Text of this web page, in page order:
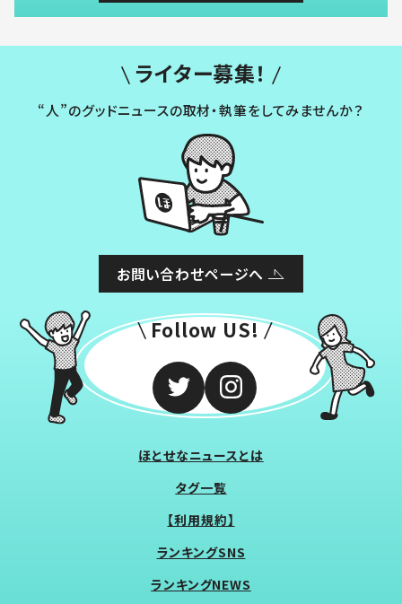
ライター募集！
“人”のグッドニュースの取材・執筆をしてみませんか？
お問い合わせページへ
Follow US!
ほとせなニュースとは
タグ一覧
【利用規約】
ランキングSNS
ランキングNEWS